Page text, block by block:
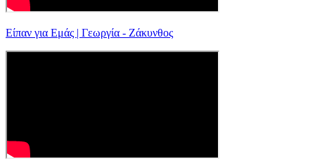
Είπαν για Εμάς | Γεωργία - Ζάκυνθος